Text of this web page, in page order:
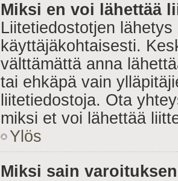
Miksi en voi lähettää
Liitetiedostotjen
käyttäjäkohtaisesti.
välttämättä anna
tai ehkäpä vain
liitetiedostoja. Ota
miksi et voi lähettää
Ylös
Miksi sain